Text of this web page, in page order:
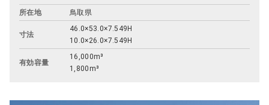
所在地 鳥取県
寸法
46.0×53.0×7.549H
10.0×26.0×7.549H
有効容量
16,000m³
1,800m³